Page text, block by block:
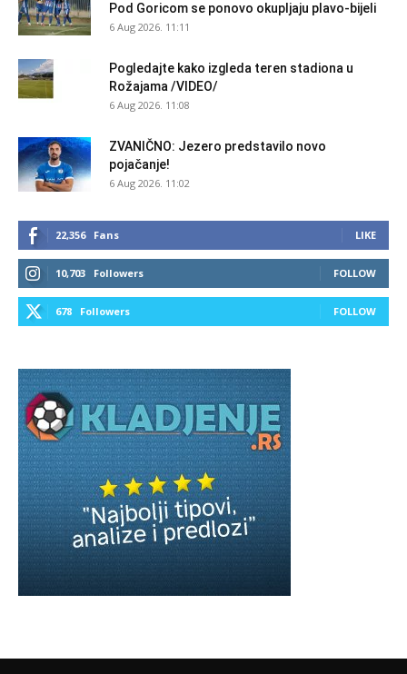
Pod Goricom se ponovo okupljaju plavo-bijeli
6 Aug 2026. 11:11
Pogledajte kako izgleda teren stadiona u
Rožajama /VIDEO/
6 Aug 2026. 11:08
ZVANIČNO: Jezero predstavilo novo
pojačanje!
6 Aug 2026. 11:02
22,356 Fans LIKE
10,703 Followers FOLLOW
678 Followers FOLLOW